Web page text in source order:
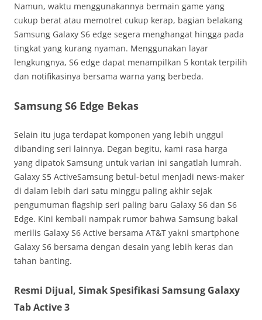
Namun, waktu menggunakannya bermain game yang
cukup berat atau memotret cukup kerap, bagian belakang
Samsung Galaxy S6 edge segera menghangat hingga pada
tingkat yang kurang nyaman. Menggunakan layar
lengkungnya, S6 edge dapat menampilkan 5 kontak terpilih
dan notifikasinya bersama warna yang berbeda.
Samsung S6 Edge Bekas
Selain itu juga terdapat komponen yang lebih unggul
dibanding seri lainnya. Degan begitu, kami rasa harga
yang dipatok Samsung untuk varian ini sangatlah lumrah.
Galaxy S5 ActiveSamsung betul-betul menjadi news-maker
di dalam lebih dari satu minggu paling akhir sejak
pengumuman flagship seri paling baru Galaxy S6 dan S6
Edge. Kini kembali nampak rumor bahwa Samsung bakal
merilis Galaxy S6 Active bersama AT&T yakni smartphone
Galaxy S6 bersama dengan desain yang lebih keras dan
tahan banting.
Resmi Dijual, Simak Spesifikasi Samsung Galaxy
Tab Active 3